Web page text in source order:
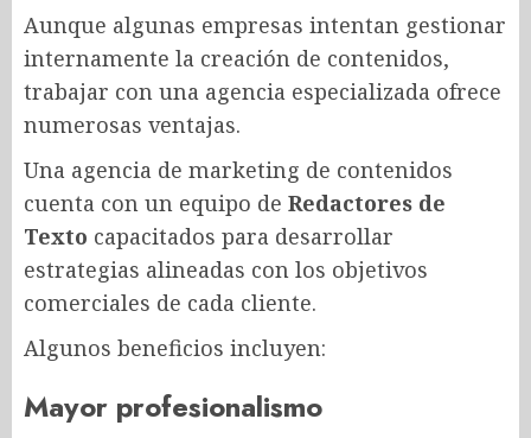
Aunque algunas empresas intentan gestionar
internamente la creación de contenidos,
trabajar con una agencia especializada ofrece
numerosas ventajas.
Una agencia de marketing de contenidos
cuenta con un equipo de Redactores de
Texto capacitados para desarrollar
estrategias alineadas con los objetivos
comerciales de cada cliente.
Algunos beneficios incluyen:
Mayor profesionalismo